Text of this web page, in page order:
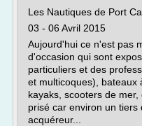
Les Nautiques de Port
03 - 06 Avril 2015
Aujourd'hui ce n'est pas
d'occasion qui sont
particuliers et des
et multicoques), bateaux
kayaks, scooters de
prisé car environ un
acquéreur...